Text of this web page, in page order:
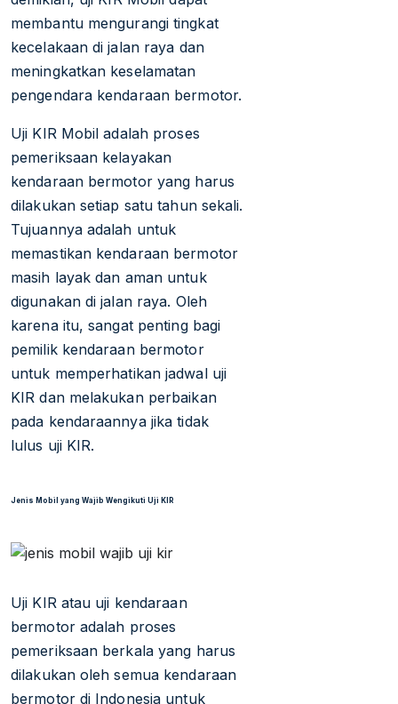
membantu mengurangi tingkat
kecelakaan di jalan raya dan
meningkatkan keselamatan
pengendara kendaraan bermotor.
Uji KIR Mobil adalah proses
pemeriksaan kelayakan
kendaraan bermotor yang harus
dilakukan setiap satu tahun sekali.
Tujuannya adalah untuk
memastikan kendaraan bermotor
masih layak dan aman untuk
digunakan di jalan raya. Oleh
karena itu, sangat penting bagi
pemilik kendaraan bermotor
untuk memperhatikan jadwal uji
KIR dan melakukan perbaikan
pada kendaraannya jika tidak
lulus uji KIR.
Jenis Mobil yang Wajib Wengikuti Uji KIR
Uji KIR atau uji kendaraan
bermotor adalah proses
pemeriksaan berkala yang harus
dilakukan oleh semua kendaraan
bermotor di Indonesia untuk